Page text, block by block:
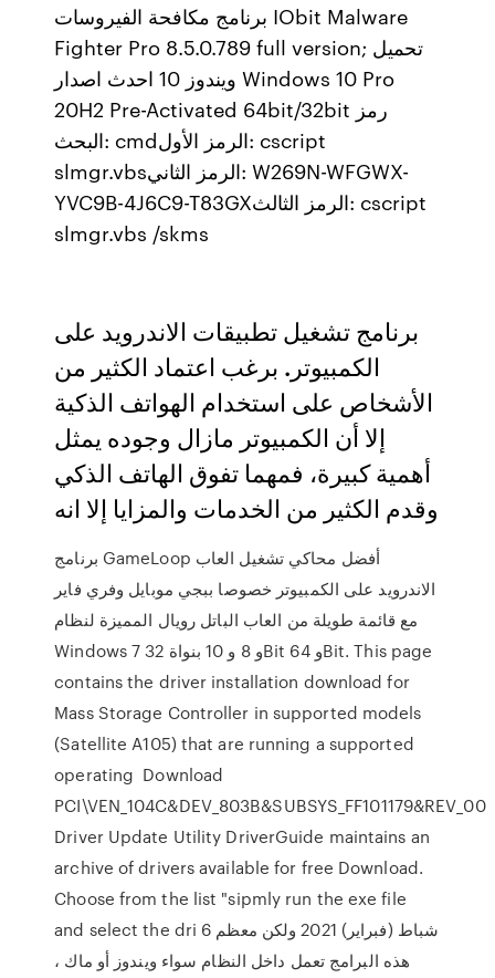
برنامج مكافحة الفيروسات IObit Malware
Fighter Pro 8.5.0.789 full version; تحميل
ويندوز 10 احدث اصدار Windows 10 Pro
20H2 Pre-Activated 64bit/32bit رمز
البحث: cmdالرمز الأول: cscript
slmgr.vbsالرمز الثاني: W269N-WFGWX-
YVC9B-4J6C9-T83GXالرمز الثالث: cscript
slmgr.vbs /skms
برنامج تشغيل تطبيقات الاندرويد على
الكمبيوتر. برغب اعتماد الكثير من
الأشخاص على استخدام الهواتف الذكية
إلا أن الكمبيوتر مازال وجوده يمثل
أهمية كبيرة، فمهما تفوق الهاتف الذكي
وقدم الكثير من الخدمات والمزايا إلا انه
برنامج GameLoop أفضل محاكي تشغيل العاب
الاندرويد على الكمبيوتر خصوصا ببجي موبايل وفري فاير
مع قائمة طويلة من العاب الباتل رويال المميزة لنظام
Windows 7 و 8 و 10 بنواة 32Bit و 64Bit. This page
contains the driver installation download for
Mass Storage Controller in supported models
(Satellite A105) that are running a supported
operating Download
PCI\VEN_104C&DEV_803B&SUBSYS_FF101179&REV_00
Driver Update Utility DriverGuide maintains an
archive of drivers available for free Download.
Choose from the list "sipmly run the exe file
and select the dri 6 شباط (فبراير) 2021 ولكن معظم
هذه البرامج تعمل داخل النظام سواء ويندوز أو ماك ،